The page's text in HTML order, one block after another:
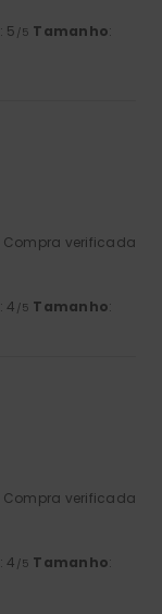
: 5 /5 Tamanho:
Compra verificada
: 4 /5 Tamanho:
Compra verificada
: 4 /5 Tamanho: